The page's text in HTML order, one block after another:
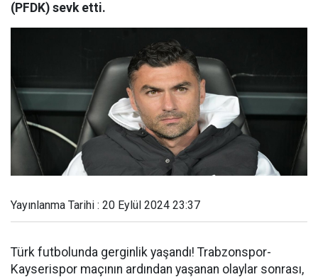
(PFDK) sevk etti.
Yayınlanma Tarihi : 20 Eylül 2024 23:37
Türk futbolunda gerginlik yaşandı! Trabzonspor-
Kayserispor maçının ardından yaşanan olaylar sonrası,